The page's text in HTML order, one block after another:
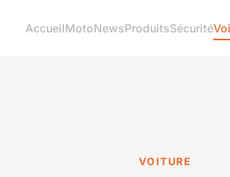
AccueilMotoNewsProduitsSécurité
VOITURE